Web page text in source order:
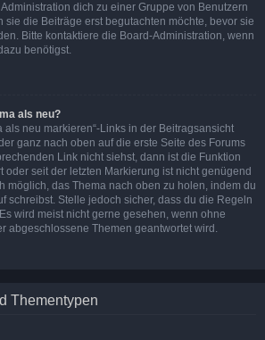
dich zu einer Gruppe von Benutzern
sie die Beiträge erst begutachten möchte, bevor sie
Bitte kontaktiere die Board-Administration, wenn
benötigst.
als neu?
als neu markieren“-Links in der Beitragsansicht
ganz nach oben auf die erste Seite des Forums
Link nicht siehst, dann ist die Funktion
oder seit der letzten Markierung ist nicht genügend
möglich, das Thema nach oben zu holen, indem du
schreibst. Stelle jedoch sicher, dass du die Regeln
wird meist nicht gerne gesehen, wenn ohne
abgeschlossene Themen geantwortet wird.
Thementypen